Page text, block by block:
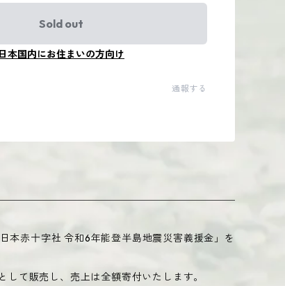
Sold out
日本国内にお住まいの方向け
通報する
本赤十字社 令和6年能登半島地震災害義援金」を
て販売し、売上は全額寄付いたします。